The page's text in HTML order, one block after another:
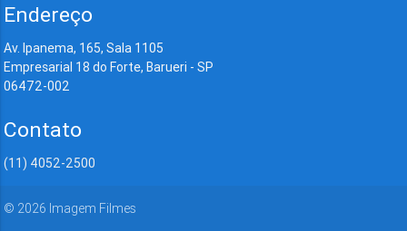
Endereço
Av. Ipanema, 165, Sala 1105
Empresarial 18 do Forte, Barueri - SP
06472-002
Contato
(11) 4052-2500
© 2026 Imagem Filmes